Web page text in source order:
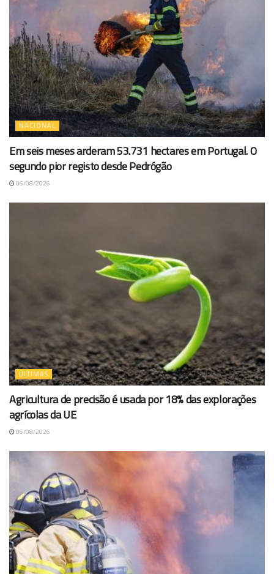
NACIONAL
Em seis meses arderam 53.731 hectares em Portugal. O
segundo pior registo desde Pedrógão
06/08/2026
ÚLTIMAS
Agricultura de precisão é usada por 18% das explorações
agrícolas da UE
06/08/2026